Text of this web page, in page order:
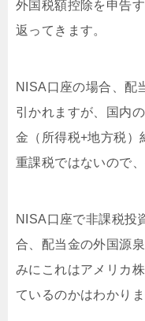
外国税額控除を申告
返ってきます。
NISA口座の場合、配
引かれますが、国内
金（所得税+地方税）
重課税ではないので
NISA口座で非課税投
合、配当金の外国源
みにこれはアメリカ
ているのかはわかりま